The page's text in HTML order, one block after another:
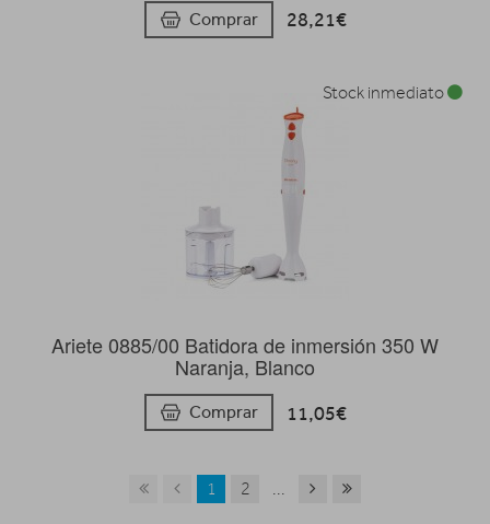
Comprar 28,21€
Ariete 0885/00 Batidora de inmersión 350 W
Naranja, Blanco
Comprar 11,05€
Stock inmediato
1 2 ...